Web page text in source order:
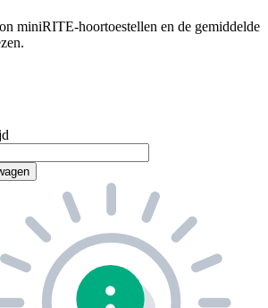
miniRITE-hoortoestellen en de gemiddelde